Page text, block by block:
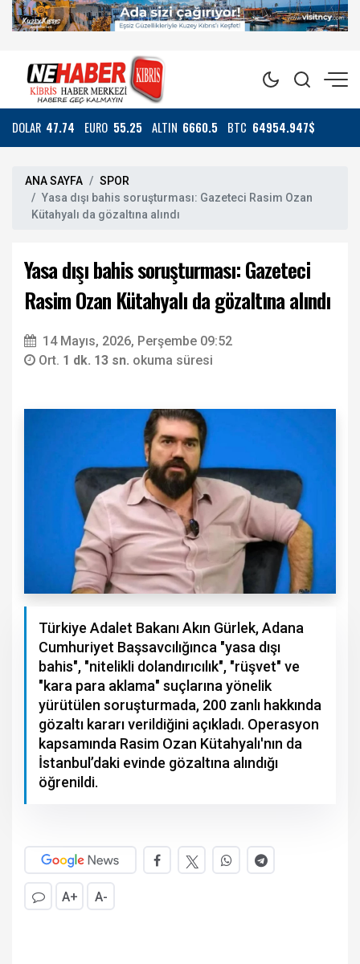
DOLAR 47.74 EURO 55.25 ALTIN 6660.5 BTC 64954.947$
ANA SAYFA
SPOR
Yasa dışı bahis soruşturması: Gazeteci Rasim Ozan
Kütahyalı da gözaltına alındı
Yasa dışı bahis soruşturması: Gazeteci
Rasim Ozan Kütahyalı da gözaltına alındı
14 Mayıs, 2026, Perşembe 09:52
Ort. 1 dk. 13 sn. okuma süresi
Türkiye Adalet Bakanı Akın Gürlek, Adana
Cumhuriyet Başsavcılığınca "yasa dışı
bahis", "nitelikli dolandırıcılık", "rüşvet" ve
"kara para aklama" suçlarına yönelik
yürütülen soruşturmada, 200 zanlı hakkında
gözaltı kararı verildiğini açıkladı. Operasyon
kapsamında Rasim Ozan Kütahyalı'nın da
İstanbul’daki evinde gözaltına alındığı
öğrenildi.
A+ A-